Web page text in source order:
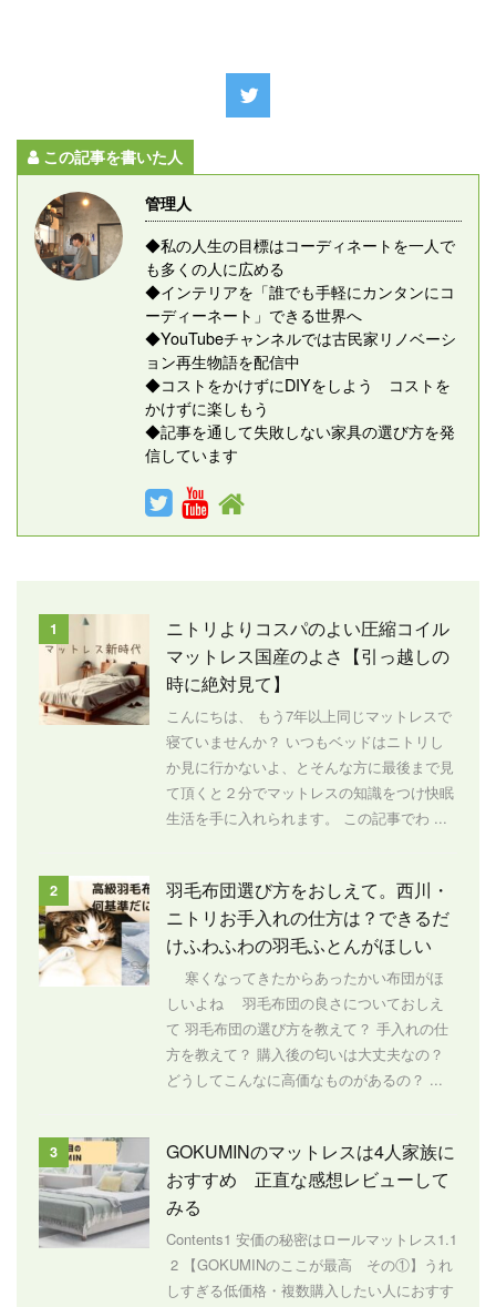
この記事を書いた人
管理人
◆私の人生の目標はコーディネートを一人で
も多くの人に広める
◆インテリアを「誰でも手軽にカンタンにコ
ーディーネート」できる世界へ
◆YouTubeチャンネルでは古民家リノベーシ
ョン再生物語を配信中
◆コストをかけずにDIYをしよう コストを
かけずに楽しもう
◆記事を通して失敗しない家具の選び方を発
信しています
1
ニトリよりコスパのよい圧縮コイル
マットレス国産のよさ【引っ越しの
時に絶対見て】
こんにちは、 もう7年以上同じマットレスで
寝ていませんか？ いつもベッドはニトリし
か見に行かないよ、とそんな方に最後まで見
て頂くと２分でマットレスの知識をつけ快眠
生活を手に入れられます。 この記事でわ ...
2
羽毛布団選び方をおしえて。西川・
ニトリお手入れの仕方は？できるだ
けふわふわの羽毛ふとんがほしい
寒くなってきたからあったかい布団がほ
しいよね 羽毛布団の良さについておしえ
て 羽毛布団の選び方を教えて？ 手入れの仕
方を教えて？ 購入後の匂いは大丈夫なの？
どうしてこんなに高価なものがあるの？ ...
3
GOKUMINのマットレスは4人家族に
おすすめ 正直な感想レビューして
みる
Contents1 安価の秘密はロールマットレス1.1
2 【GOKUMINのここが最高 その①】うれ
しすぎる低価格・複数購入したい人におすす